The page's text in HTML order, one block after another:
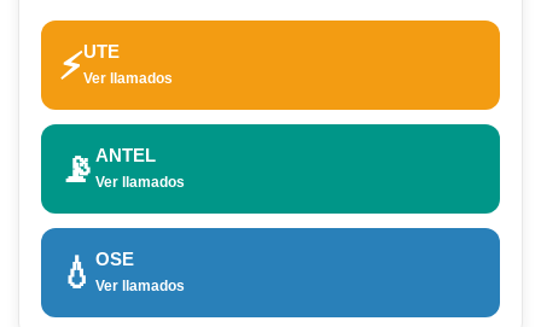
⚡UTE
Ver llamados
📡 ANTEL
Ver llamados
💧 OSE
Ver llamados